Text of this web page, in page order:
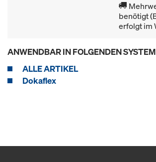
benötigt
erfolgt im
ANWENDBAR IN FOLGENDEN
ALLE ARTIKEL
Dokaflex